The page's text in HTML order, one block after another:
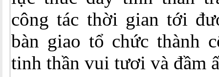
công tác thời gian tới
bàn giao tổ chức thành
tinh thần vui tươi và đầm